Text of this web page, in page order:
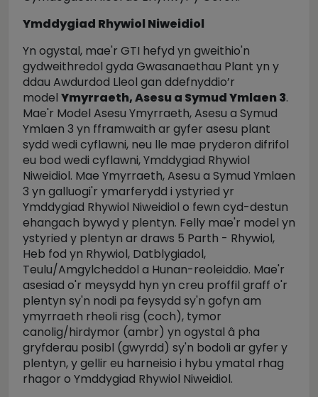
Ymddygiad Rhywiol Niweidiol
Yn ogystal, mae'r GTI hefyd yn gweithio'n
gydweithredol gyda Gwasanaethau Plant yn y
ddau Awdurdod Lleol gan ddefnyddio’r
model Ymyrraeth, Asesu a Symud Ymlaen 3.
Mae'r Model Asesu Ymyrraeth, Asesu a Symud
Ymlaen 3 yn fframwaith ar gyfer asesu plant
sydd wedi cyflawni, neu lle mae pryderon difrifol
eu bod wedi cyflawni, Ymddygiad Rhywiol
Niweidiol. Mae Ymyrraeth, Asesu a Symud Ymlaen
3 yn galluogi'r ymarferydd i ystyried yr
Ymddygiad Rhywiol Niweidiol o fewn cyd-destun
ehangach bywyd y plentyn. Felly mae'r model yn
ystyried y plentyn ar draws 5 Parth - Rhywiol,
Heb fod yn Rhywiol, Datblygiadol,
Teulu/Amgylcheddol a Hunan-reoleiddio. Mae'r
asesiad o'r meysydd hyn yn creu proffil graff o'r
plentyn sy'n nodi pa feysydd sy'n gofyn am
ymyrraeth rheoli risg (coch), tymor
canolig/hirdymor (ambr) yn ogystal â pha
gryfderau posibl (gwyrdd) sy'n bodoli ar gyfer y
plentyn, y gellir eu harneisio i hybu ymatal rhag
rhagor o Ymddygiad Rhywiol Niweidiol.